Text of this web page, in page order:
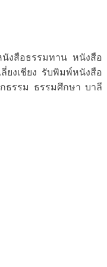
นังสือธรรมทาน หนังสือ
ยงเชียง รับพิมพ์หนังสือ
ธรรม ธรรมศึกษา บาลี